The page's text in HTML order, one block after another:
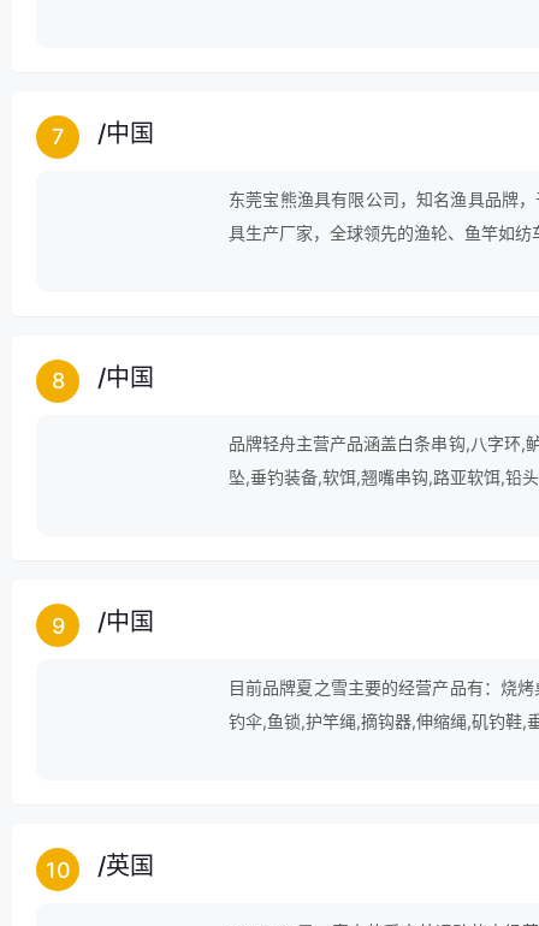
7 /中国
东莞宝熊渔具有限公司，知名渔具品牌
具生产厂家，全球领先的渔轮、鱼竿如
8 /中国
品牌轻舟主营产品涵盖白条串钩,八字环,
坠,垂钓装备,软饵,翘嘴串钩,路亚软饵,铅
9 /中国
目前品牌夏之雪主要的经营产品有：烧
钓伞,鱼锁,护竿绳,摘钩器,伸缩绳,矶钓鞋,
10 /英国